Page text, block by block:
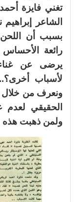
تغني فايزة
الشاعر
بسبب أن
رائعة
يرضى عن
ونعرف من خلال
الحقيقي لعدم
ولمن ذهبت هذه